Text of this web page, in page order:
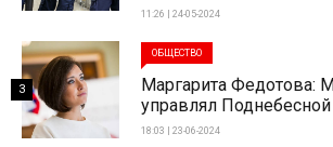
11:26 | 24-05-2024
ОБЩЕСТВО
Маргарита Федотова:
управлял Поднебесной
18:03 | 23-06-2024
3